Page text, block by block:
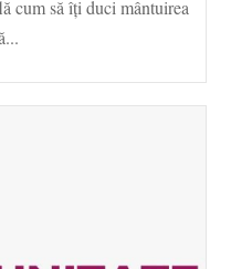
cum să îți duci mântuirea